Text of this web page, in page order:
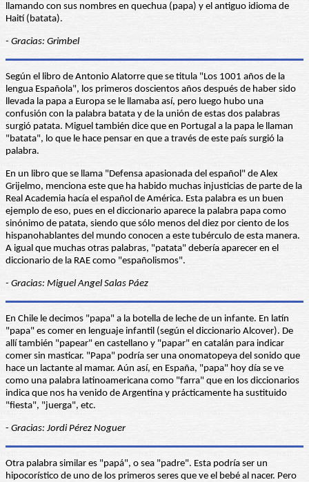
llamando con sus nombres en quechua (papa) y el antiguo idioma de
Haití (batata).
- Gracias: Grimbel
Según el libro de Antonio Alatorre que se titula "Los 1001 años de la
lengua Española", los primeros doscientos años después de haber sido
llevada la papa a Europa se le llamaba así, pero luego hubo una
confusión con la palabra batata y de la unión de estas dos palabras
surgió patata. Miguel también dice que en Portugal a la papa le llaman
"batata", lo que le hace pensar en que a través de este país surgió la
palabra.
En un libro que se llama "Defensa apasionada del español" de Alex
Grijelmo, menciona este que ha habido muchas injusticias de parte de la
Real Academia hacía el español de América. Esta palabra es un buen
ejemplo de eso, pues en el diccionario aparece la palabra papa como
sinónimo de patata, siendo que sólo menos del diez por ciento de los
hispanohablantes del mundo conocen a este tubérculo de esta manera.
A igual que muchas otras palabras, "patata" debería aparecer en el
diccionario de la RAE como "españolismos".
- Gracias: Miguel Angel Salas Páez
En Chile le decimos "papa" a la botella de leche de un infante. En latín
"papa" es comer en lenguaje infantil (según el diccionario Alcover). De
allí también "papear" en castellano y "papar" en catalán para indicar
comer sin masticar. "Papa" podría ser una onomatopeya del sonido que
hace un lactante al mamar. Aún así, en España, "papa" hoy día se ve
como una palabra latinoamericana como "farra" que en los diccionarios
indica que nos ha venido de Argentina y prácticamente ha sustituido
"fiesta", "juerga", etc.
- Gracias: Jordi Pérez Noguer
Otra palabra similar es "papá", o sea "padre". Esta podría ser un
hipocorístico de uno de los primeros seres que ve el bebé al nacer. Pero